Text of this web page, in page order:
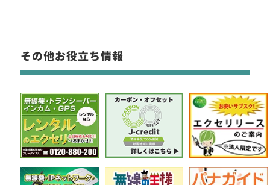
その他お役立ち情報